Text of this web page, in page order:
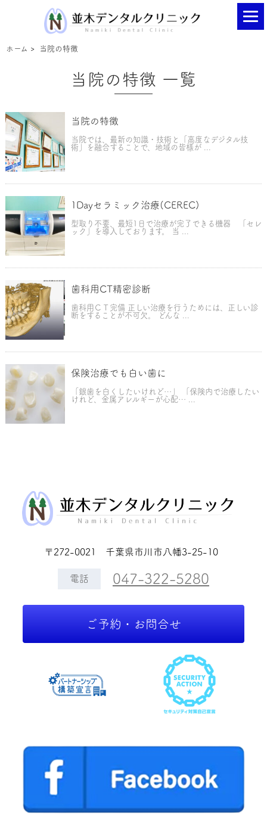
ホーム > 当院の特徴
当院の特徴 一覧
当院の特徴
当院では、最新の知識・技術と「高度なデジタル技
術」を融合することで、地域の皆様が ...
1Dayセラミック治療(CEREC)
型取り不要、最短1日で治療が完了できる機器 「セレ
ック」を導入しております。 当 ...
歯科用CT精密診断
歯科用ＣＴ完備 正しい治療を行うためには、正しい診
断をすることが不可欠。 どんな ...
保険治療でも白い歯に
「銀歯を白くしたいけれど…」 「保険内で治療したい
けれど、金属アレルギーが心配… ...
〒272-0021 千葉県市川市八幡3-25-10
電話 047-322-5280
ご予約・お問合せ